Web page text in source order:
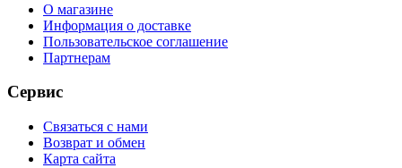
О магазине
Информация о доставке
Пользовательское соглашение
Партнерам
Сервис
Связаться с нами
Возврат и обмен
Карта сайта